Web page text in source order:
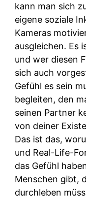
kann man sich
eigene soziale
Kameras
ausgleichen. Es
und wer diesen
sich auch
Gefühl es sein
begleiten, den
seinen Partner
von deiner
Das ist das,
und Real-Life-
das Gefühl
Menschen gibt,
durchleben